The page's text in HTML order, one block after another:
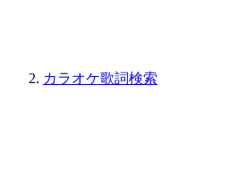
カラオケ歌詞検索